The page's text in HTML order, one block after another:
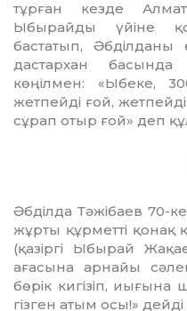
тұрған кезде
Ыбырайды үйіне
бастатып,
дастархан
көңілмен: «Ыбеке,
жетпейді ғой,
сұ­рап отыр ғой» деп
Әбділда Тәжібаев 70-
жұрты құрметті қонақ
(қазіргі Ыбырай
ағасына арнайы
бөрік кигізіп,
гізген атым осы!» дейді